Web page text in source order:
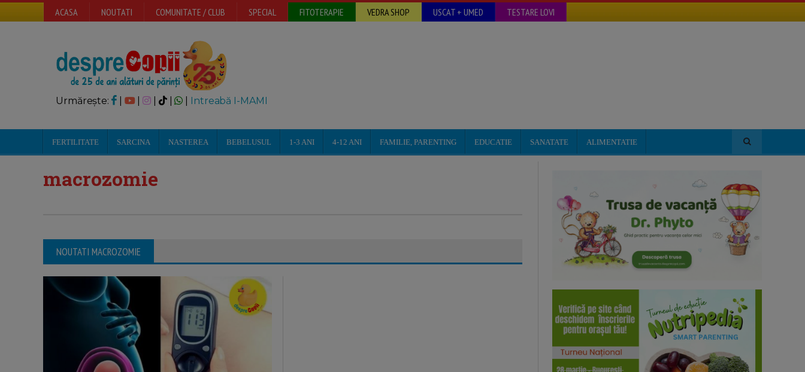
ACASA NOUTATI COMUNITATE / CLUB SPECIAL FITOTERAPIE VEDRA SHOP USCAT + UMED TESTARE LOVI
Urmărește: | | Intreabă I-MAMI
FERTILITATE SARCINA NASTEREA BEBELUSUL 1-3 ANI 4-12 ANI FAMILIE, PARENTING EDUCATIE SANATATE ALIMENTATIE
macrozomie
NOUTATI MACROZOMIE